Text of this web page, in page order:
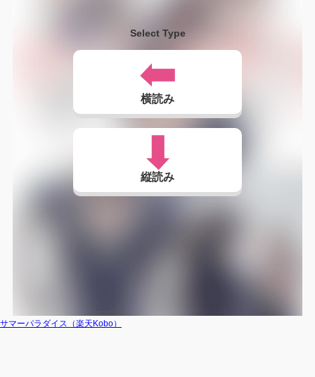
Select Type
横読み
縦読み
サマーパラダイス（楽天Kobo）